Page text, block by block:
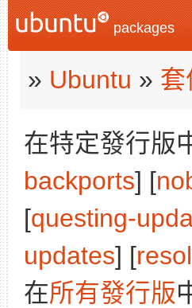
packages
» Ubuntu » 套
在特定發行版
backports] [
[questing-
updates] [
在所有發行版